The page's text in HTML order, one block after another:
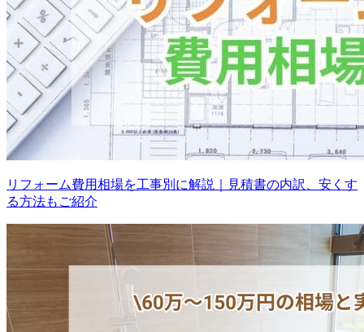
リフォーム費用相場を工事別に解説｜見積書の内訳、安くす
る方法もご紹介